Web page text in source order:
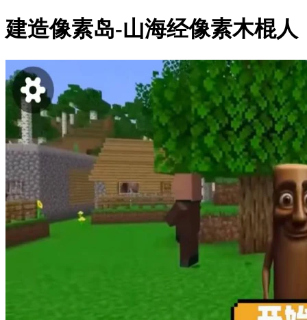
建造像素岛-山海经像素木棍人